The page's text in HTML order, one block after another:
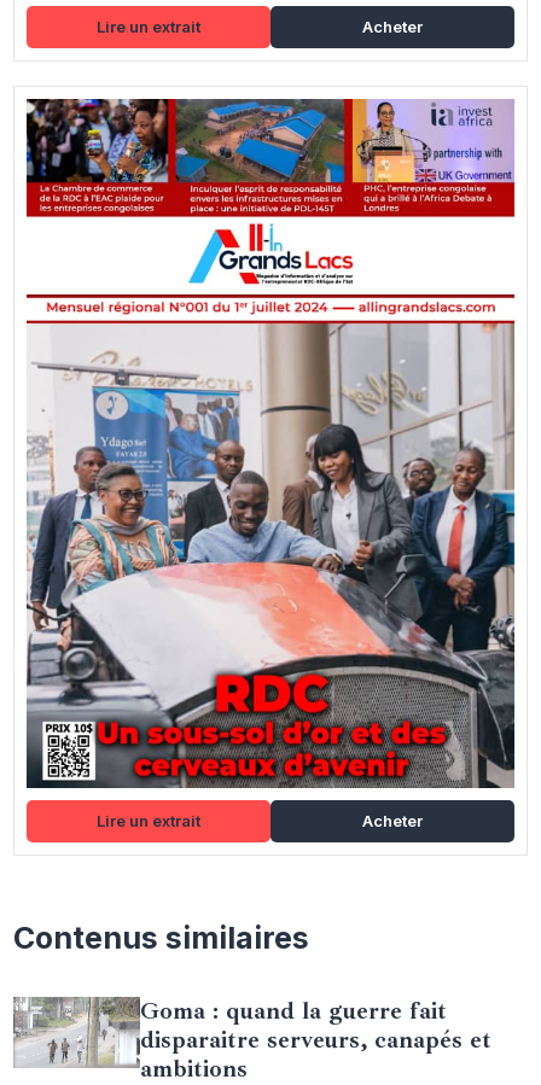
Lire un extrait Acheter
Lire un extrait Acheter
Contenus similaires
Goma : quand la guerre fait
disparaitre serveurs, canapés et
ambitions